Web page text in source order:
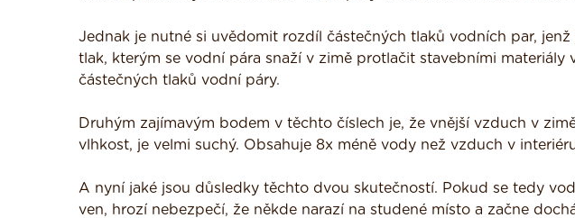
Jednak je nutné si uvědomit rozdíl částečných tlaků vodních par,
tlak, kterým se vodní pára snaží v zimě protlačit stavebními materiály
částečných tlaků vodní páry.
Druhým zajímavým bodem v těchto číslech je, že vnější vzduch v
vlhkost, je velmi suchý. Obsahuje 8x méně vody než vzduch v
A nyní jaké jsou důsledky těchto dvou skutečností. Pokud se tedy
ven, hrozí nebezpečí, že někde narazí na studené místo a začne